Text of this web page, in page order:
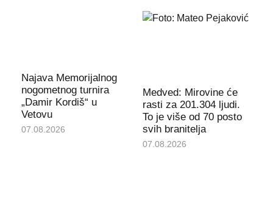
Najava Memorijalnog
nogometnog turnira
„Damir Kordiš“ u
Vetovu
07.08.2026
Medved: Mirovine će
rasti za 201.304 ljudi.
To je više od 70 posto
svih branitelja
07.08.2026